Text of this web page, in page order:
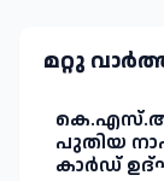
മറ്റു
പുതിയ
കാർഡ്